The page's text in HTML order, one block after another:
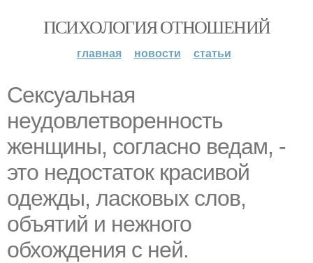
ПСИХОЛОГИЯ ОТНОШЕНИЙ
главная новости статьи
Сексуальная
неудовлетворенность
женщины, согласно ведам, -
это недостаток красивой
одежды, ласковых слов,
объятий и нежного
обхождения с ней.